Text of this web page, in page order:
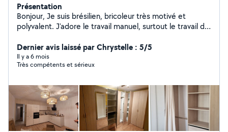
Présentation
Bonjour, Je suis brésilien, bricoleur très motivé et
polyvalent. J'adore le travail manuel, surtout le travail du
Dernier avis laissé par Chrystelle : 5/5
Il y a 6 mois
Très compétents et sérieux